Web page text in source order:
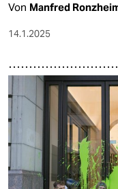
Von Manfred
14.1.2025